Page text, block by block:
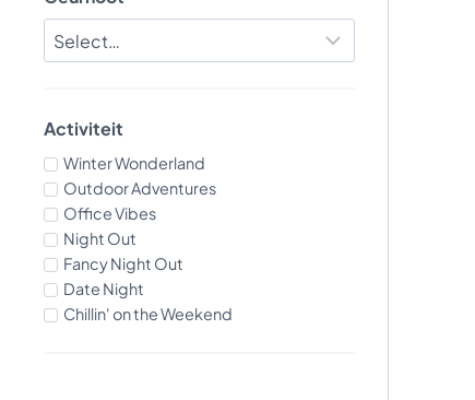
Activiteit
Winter Wonderland
Outdoor Adventures
Office Vibes
Night Out
Fancy Night Out
Date Night
Chillin' on the Weekend